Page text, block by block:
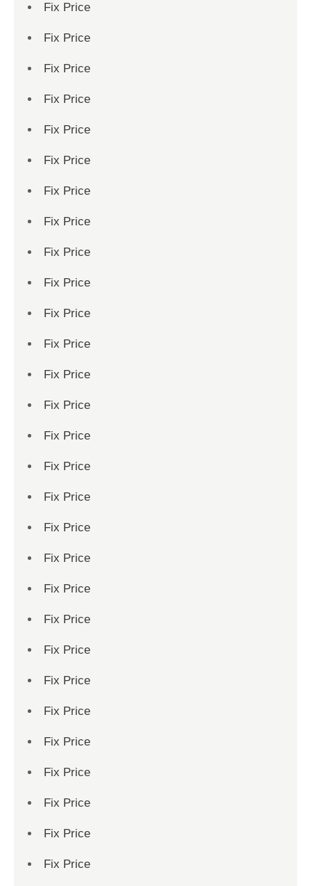
Fix Price
Fix Price
Fix Price
Fix Price
Fix Price
Fix Price
Fix Price
Fix Price
Fix Price
Fix Price
Fix Price
Fix Price
Fix Price
Fix Price
Fix Price
Fix Price
Fix Price
Fix Price
Fix Price
Fix Price
Fix Price
Fix Price
Fix Price
Fix Price
Fix Price
Fix Price
Fix Price
Fix Price
Fix Price